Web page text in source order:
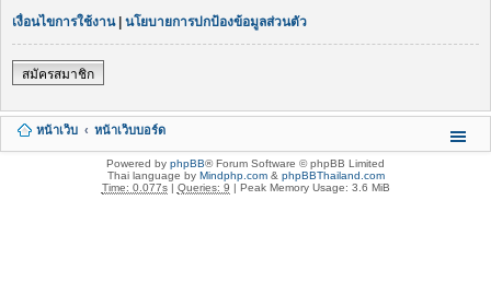
เงื่อนไขการใช้งาน| นโยบายการปกป้องข้อมูลส่วนตัว
สมัครสมาชิก
หน้าเว็บ หน้าเว็บบอร์ด
Powered by phpBB® Forum Software © phpBB Limited
Thai language by Mindphp.com& phpBBThailand.com
Time: 0.077s| Queries: 9 | Peak Memory Usage: 3.6 MiB